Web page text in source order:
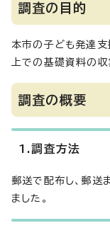
調査の目的
本市の子ども発達
上での基礎資料の収
調査の概要
1.調査方法
郵送で配布し、郵送
ました。